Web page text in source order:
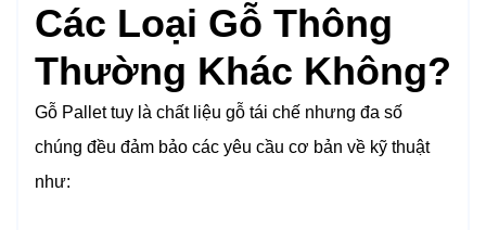
Các Loại Gỗ Thông
Thường Khác Không?
Gỗ Pallet tuy là chất liệu gỗ tái chế nhưng đa số
chúng đều đảm bảo các yêu cầu cơ bản về kỹ thuật
như: